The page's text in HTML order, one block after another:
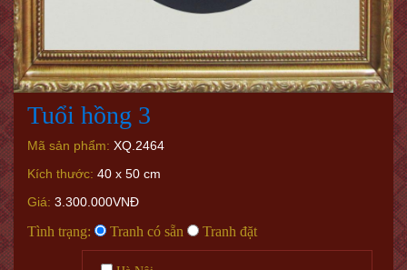
Tuổi hồng 3
Mã sản phẩm: XQ.2464
Kích thước: 40 x 50 cm
Giá: 3.300.000VNĐ
Tình trạng: Tranh có sẵn Tranh đặt